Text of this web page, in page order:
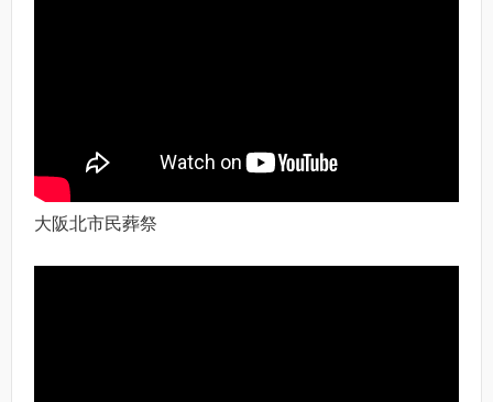
大阪北市民葬祭